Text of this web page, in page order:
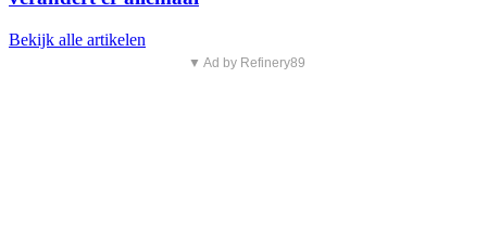
Bekijk alle artikelen
▼ Ad by Refinery89